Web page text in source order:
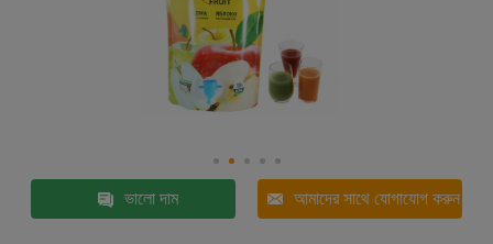
ভালো দাম আমাদের সাথে যোগাযোগ করুন